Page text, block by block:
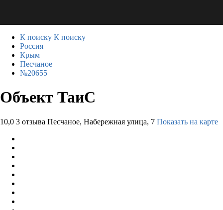
К поиску К поиску
Россия
Крым
Песчаное
№20655
Объект ТаиС
10,0 3 отзыва Песчаное, Набережная улица, 7 Показать на карте